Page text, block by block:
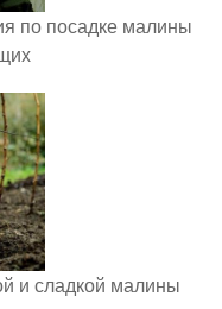
по посадке малины
и сладкой малины